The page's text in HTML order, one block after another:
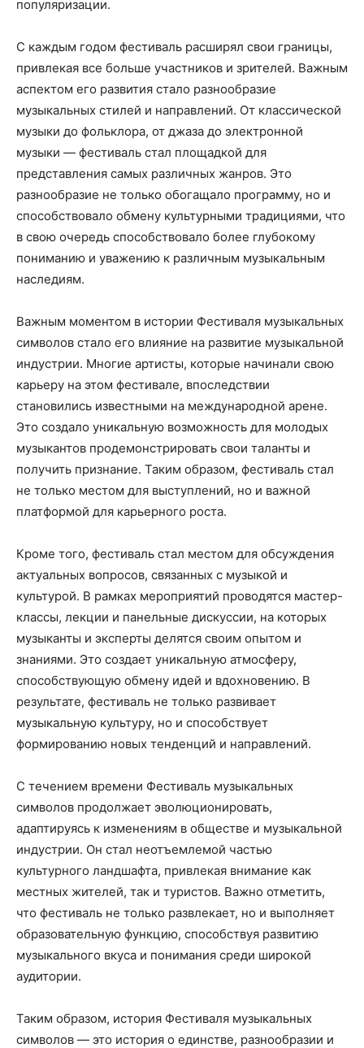
популяризации.
С каждым годом фестиваль расширял свои границы,
привлекая все больше участников и зрителей. Важным
аспектом его развития стало разнообразие
музыкальных стилей и направлений. От классической
музыки до фольклора, от джаза до электронной
музыки — фестиваль стал площадкой для
представления самых различных жанров. Это
разнообразие не только обогащало программу, но и
способствовало обмену культурными традициями, что
в свою очередь способствовало более глубокому
пониманию и уважению к различным музыкальным
наследиям.
Важным моментом в истории Фестиваля музыкальных
символов стало его влияние на развитие музыкальной
индустрии. Многие артисты, которые начинали свою
карьеру на этом фестивале, впоследствии
становились известными на международной арене.
Это создало уникальную возможность для молодых
музыкантов продемонстрировать свои таланты и
получить признание. Таким образом, фестиваль стал
не только местом для выступлений, но и важной
платформой для карьерного роста.
Кроме того, фестиваль стал местом для обсуждения
актуальных вопросов, связанных с музыкой и
культурой. В рамках мероприятий проводятся мастер-
классы, лекции и панельные дискуссии, на которых
музыканты и эксперты делятся своим опытом и
знаниями. Это создает уникальную атмосферу,
способствующую обмену идей и вдохновению. В
результате, фестиваль не только развивает
музыкальную культуру, но и способствует
формированию новых тенденций и направлений.
С течением времени Фестиваль музыкальных
символов продолжает эволюционировать,
адаптируясь к изменениям в обществе и музыкальной
индустрии. Он стал неотъемлемой частью
культурного ландшафта, привлекая внимание как
местных жителей, так и туристов. Важно отметить,
что фестиваль не только развлекает, но и выполняет
образовательную функцию, способствуя развитию
музыкального вкуса и понимания среди широкой
аудитории.
Таким образом, история Фестиваля музыкальных
символов — это история о единстве, разнообразии и